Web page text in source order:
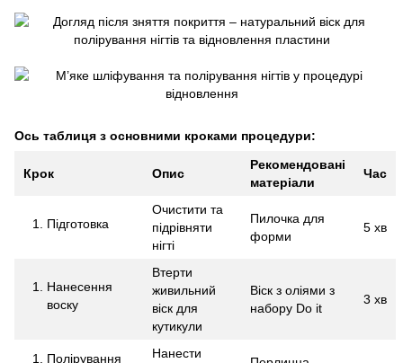
Ось таблиця з основними кроками процедури:
Крок Опис
Рекомендовані
матеріали
Час
Підготовка
Очистити та
підрівняти
нігті
Пилочка для
форми
5 хв
Нанесення
воску
Втерти
живильний
віск для
кутикули
Віск з оліями з
набору Do it
3 хв
Полірування
Нанести